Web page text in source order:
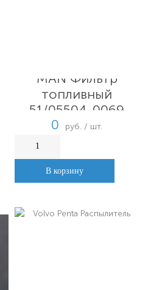
MAN Фильтр
топливный
51/05504-0069
0
руб. / шт.
В корзину